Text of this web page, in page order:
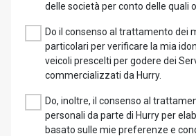
delle società per conto delle quali
Do il consenso al trattamento dei
particolari per verificare la mia
veicoli prescelti per godere dei
commercializzati da Hurry.
Do, inoltre, il consenso al
personali da parte di Hurry per
basato sulle mie preferenze e